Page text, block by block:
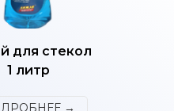
для стекол
1 литр
→